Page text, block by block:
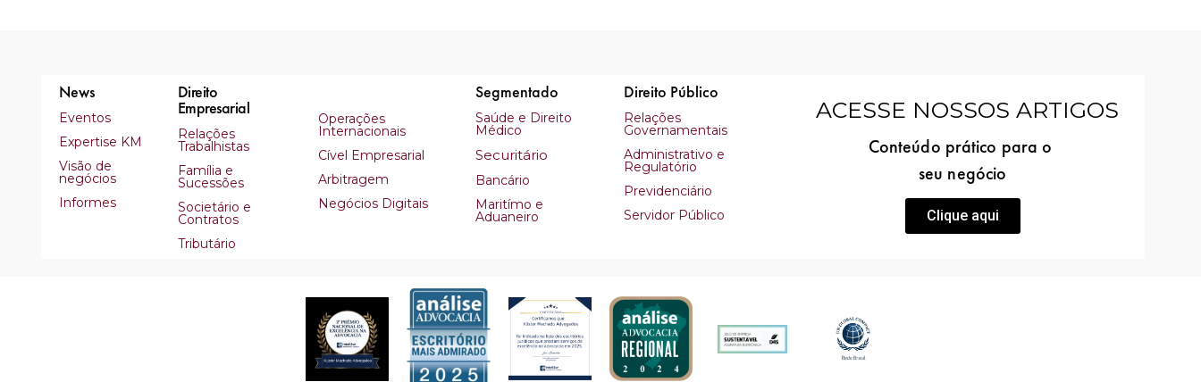
News
Eventos
Expertise KM
Visão de
negócios
Informes
Direito
Empresarial
Relações
Trabalhistas
Família e
Sucessões
Societário e
Contratos
Tributário
Operações
Internacionais
Cível Empresarial
Arbitragem
Negócios Digitais
Segmentado
Saúde e Direito
Médico
Securitário
Bancário
Maritímo e
Aduaneiro
Direito Público
Relações
Governamentais
Administrativo e
Regulatório
Previdenciário
Servidor Público
ACESSE NOSSOS ARTIGOS
Conteúdo prático para o
seu negócio
Clique aqui